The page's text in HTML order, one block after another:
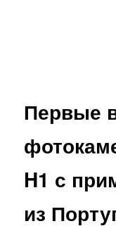
Первые
H1 с
из